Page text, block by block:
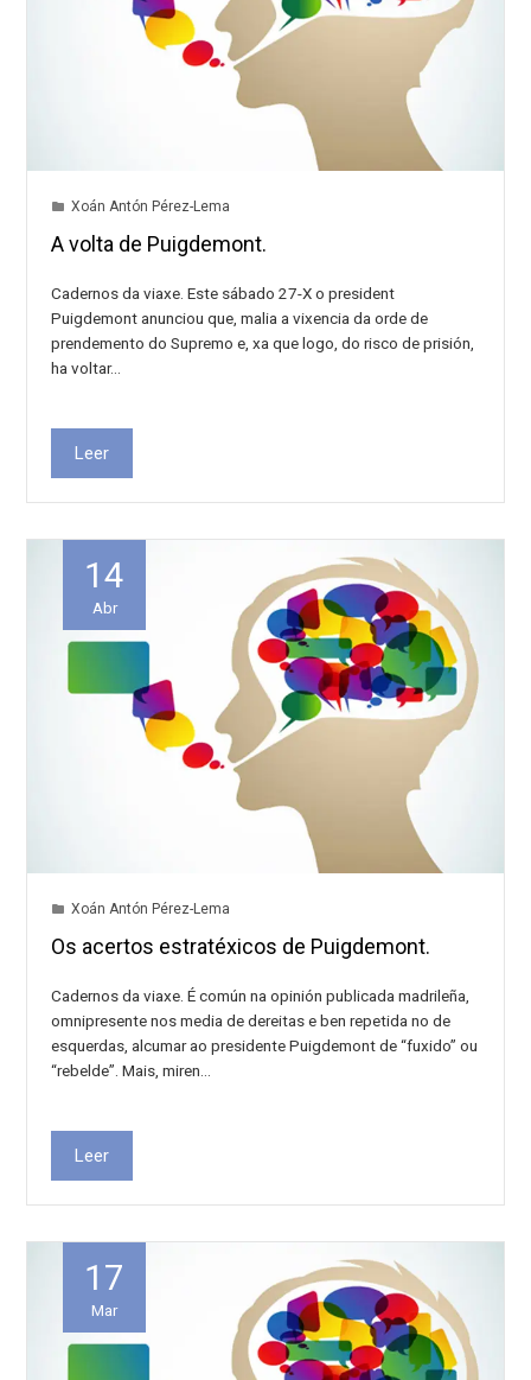
Xoán Antón Pérez-Lema
A volta de Puigdemont.
Cadernos da viaxe. Este sábado 27-X o president
Puigdemont anunciou que, malia a vixencia da orde de
prendemento do Supremo e, xa que logo, do risco de prisión,
ha voltar…
Leer
14
Abr
Xoán Antón Pérez-Lema
Os acertos estratéxicos de Puigdemont.
Cadernos da viaxe. É común na opinión publicada madrileña,
omnipresente nos media de dereitas e ben repetida no de
esquerdas, alcumar ao presidente Puigdemont de “fuxido” ou
“rebelde”. Mais, miren…
Leer
17
Mar